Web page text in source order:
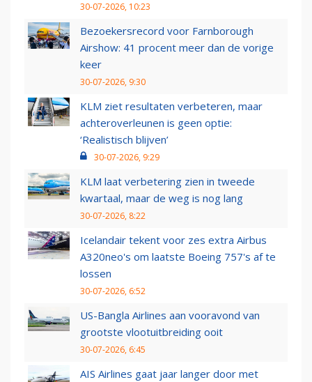
30-07-2026, 10:23
Bezoekersrecord voor Farnborough
Airshow: 41 procent meer dan de vorige
keer
30-07-2026, 9:30
KLM ziet resultaten verbeteren, maar
achteroverleunen is geen optie:
‘Realistisch blijven’
30-07-2026, 9:29
KLM laat verbetering zien in tweede
kwartaal, maar de weg is nog lang
30-07-2026, 8:22
Icelandair tekent voor zes extra Airbus
A320neo's om laatste Boeing 757's af te
lossen
30-07-2026, 6:52
US-Bangla Airlines aan vooravond van
grootste vlootuitbreiding ooit
30-07-2026, 6:45
AIS Airlines gaat jaar langer door met